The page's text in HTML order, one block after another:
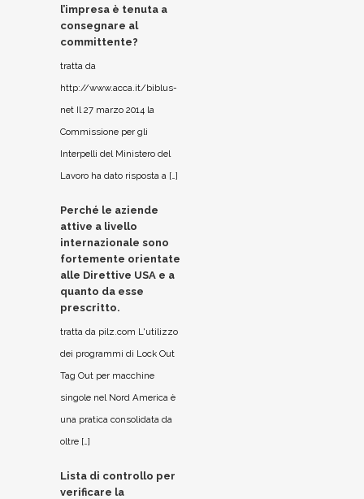
l’impresa è tenuta a
consegnare al
committente?
tratta da
http://www.acca.it/biblus-
net Il 27 marzo 2014 la
Commissione per gli
Interpelli del Ministero del
Lavoro ha dato risposta a […]
Perché le aziende
attive a livello
internazionale sono
fortemente orientate
alle Direttive USA e a
quanto da esse
prescritto.
tratta da pilz.com L'utilizzo
dei programmi di Lock Out
Tag Out per macchine
singole nel Nord America è
una pratica consolidata da
oltre […]
Lista di controllo per
verificare la